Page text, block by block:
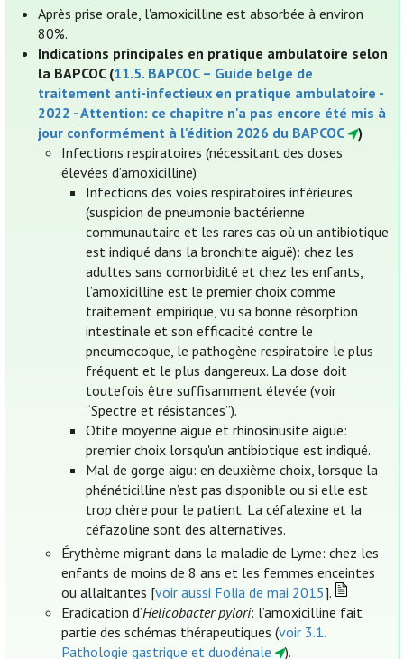
Après prise orale, l'amoxicilline est absorbée à environ
80%.
Indications principales en pratique ambulatoire selon
la BAPCOC (11.5. BAPCOC – Guide belge de
traitement anti-infectieux en pratique ambulatoire -
2022 - Attention: ce chapitre n'a pas encore été mis à
jour conformément à l'édition 2026 du BAPCOC
)
Infections respiratoires (nécessitant des doses
élevées d’amoxicilline)
Infections des voies respiratoires inférieures
(suspicion de pneumonie bactérienne
communautaire et les rares cas où un antibiotique
est indiqué dans la bronchite aiguë): chez les
adultes sans comorbidité et chez les enfants,
l’amoxicilline est le premier choix comme
traitement empirique, vu sa bonne résorption
intestinale et son efficacité contre le
pneumocoque, le pathogène respiratoire le plus
fréquent et le plus dangereux. La dose doit
toutefois être suffisamment élevée (voir
“Spectre et résistances”).
Otite moyenne aiguë et rhinosinusite aiguë:
premier choix lorsqu'un antibiotique est indiqué.
Mal de gorge aigu: en deuxième choix, lorsque la
phénéticilline n’est pas disponible ou si elle est
trop chère pour le patient. La céfalexine et la
céfazoline sont des alternatives.
Érythème migrant dans la maladie de Lyme: chez les
enfants de moins de 8 ans et les femmes enceintes
ou allaitantes [voir aussi Folia de mai 2015].
Eradication d’Helicobacter pylori: l’amoxicilline fait
partie des schémas thérapeutiques (voir 3.1.
Pathologie gastrique et duodénale
).